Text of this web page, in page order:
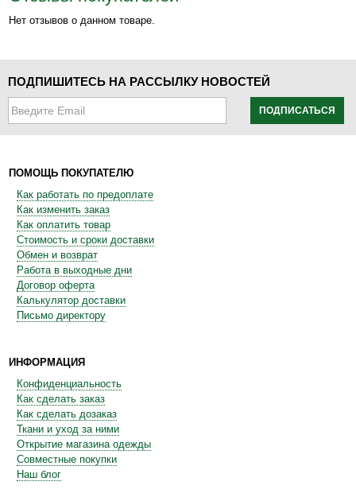
Нет отзывов о данном товаре.
ПОДПИШИТЕСЬ НА РАССЫЛКУ НОВОСТЕЙ
ПОДПИСАТЬСЯ
ПОМОЩЬ ПОКУПАТЕЛЮ
Как работать по предоплате
Как изменить заказ
Как оплатить товар
Стоимость и сроки доставки
Обмен и возврат
Работа в выходные дни
Договор оферта
Калькулятор доставки
Письмо директору
ИНФОРМАЦИЯ
Конфиденциальность
Как сделать заказ
Как сделать дозаказ
Ткани и уход за ними
Открытие магазина одежды
Совместные покупки
Наш блог